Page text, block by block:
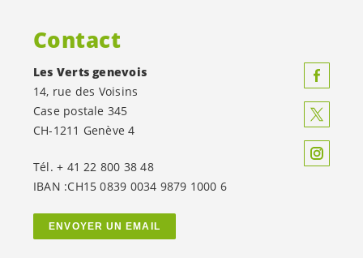
Contact
Les Verts genevois
14, rue des Voisins
Case postale 345
CH-1211 Genève 4
Tél. + 41 22 800 38 48
IBAN :CH15 0839 0034 9879 1000 6
ENVOYER UN EMAIL